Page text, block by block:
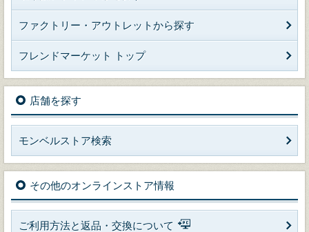
ファクトリー・アウトレットから探す
フレンドマーケット トップ
店舗を探す
モンベルストア検索
その他のオンラインストア情報
ご利用方法と返品・交換について